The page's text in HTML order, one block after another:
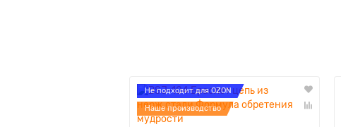
Не подходит для OZON
Наше производство